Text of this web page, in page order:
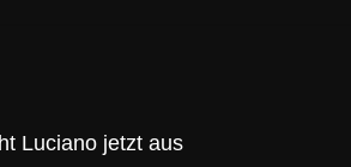
Luciano jetzt aus